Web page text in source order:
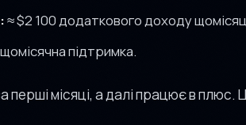
≈ $2 100 додаткового доходу
підтримка.
перші місяці, а далі працює в